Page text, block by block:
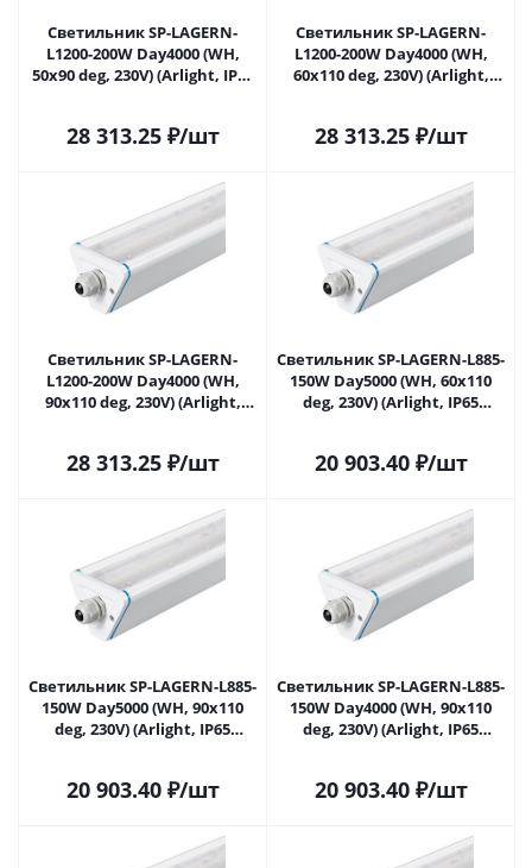
Светильник SP-LAGERN-
L1200-200W Day4000 (WH,
50х90 deg, 230V) (Arlight, IP65
28 313.25₽/шт
Светильник SP-LAGERN-
L1200-200W Day4000 (WH,
60х110 deg, 230V) (Arlight,
28 313.25₽/шт
Светильник SP-LAGERN-
L1200-200W Day4000 (WH,
90х110 deg, 230V) (Arlight,
28 313.25₽/шт
Светильник SP-LAGERN-L885-
150W Day5000 (WH, 60х110
deg, 230V) (Arlight, IP65
20 903.40₽/шт
Светильник SP-LAGERN-L885-
150W Day5000 (WH, 90х110
deg, 230V) (Arlight, IP65
20 903.40₽/шт
Светильник SP-LAGERN-L885-
150W Day4000 (WH, 90х110
deg, 230V) (Arlight, IP65
20 903.40₽/шт